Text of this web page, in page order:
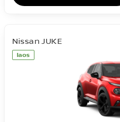
laos
Nissan JUKE